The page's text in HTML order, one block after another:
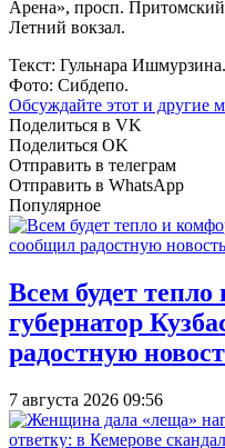
Арена», просп.
Летний вокзал.
Текст: Гульнара Ишмурзина.
Фото: Сибдепо.
Обсуждайте этот и другие
Поделиться в VK
Поделиться OK
Отправить в телеграм
Отправить в WhatsApp
Популярное
Всем будет
губернатор
радостную
7 августа 2026 09:56